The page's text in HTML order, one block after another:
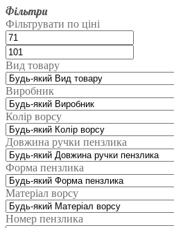
Фільтри
Фільтрувати по ціні
Вид товару
Виробник
Колір ворсу
Довжина ручки пензлика
Форма пензлика
Матеріал ворсу
Номер пензлика